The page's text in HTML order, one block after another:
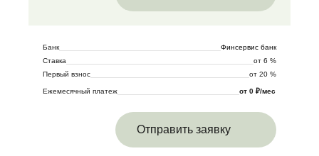
Банк
Финсервис банк
Ставка
от 6 %
Первый взнос
от 20 %
Ежемесячный платеж от 0 ₽/мес
Отправить заявку